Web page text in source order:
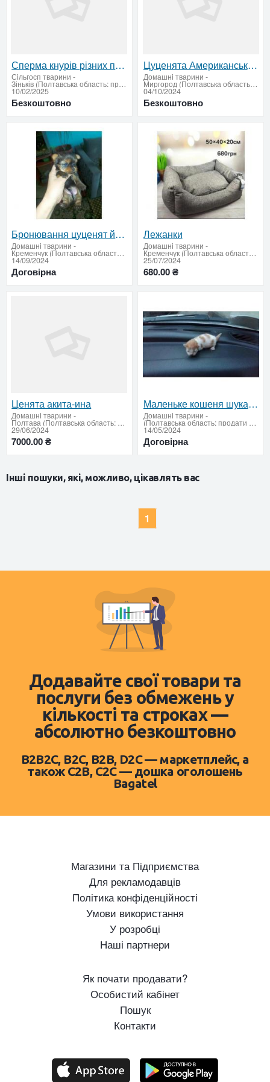
Сперма кнурів різних порід для штучного осіменіння
Сiльгосп тварини -
Зіньків (Полтавська область: продати купити)
10/02/2025
Безкоштовно
Цуценята Американського Стаффордширського Терьєра (Амстафф)
Домашнi тварини -
Миргород (Полтавська область: продати купити)
04/10/2024
Безкоштовно
Бронювання цуценят йоркширського тер'єра
Домашнi тварини -
Кременчук (Полтавська область: продати купити)
14/09/2024
Договірна
Лежанки
Домашнi тварини -
Кременчук (Полтавська область: продати купити)
25/07/2024
680.00 ₴
Ценята акита-ина
Домашнi тварини -
Полтава (Полтавська область: продати купити)
29/06/2024
7000.00 ₴
Маленьке кошеня шукає сім'ю
Домашнi тварини -
(Полтавська область: продати купити)
14/05/2024
Договірна
Інші пошуки, які, можливо, цікавлять вас
1
Додавайте свої товари та
послуги без обмежень у
кількості та строках —
абсолютно безкоштовно
B2B2C, B2C, B2B, D2C — маркетплейс, а
також C2B, C2C — дошка оголошень
Bagatel
Магазини та Підприємства
Для рекламодавців
Політика конфіденційності
Умови використання
У розробці
Наші партнери
Як почати продавати?
Особистий кабінет
Пошук
Контакти